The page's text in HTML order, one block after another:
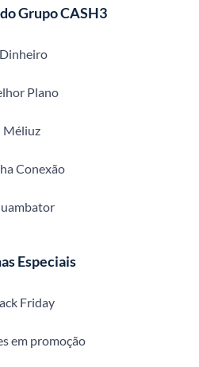
Grupo CASH3
Plano
Méliuz
Conexão
Especiais
Friday
em promoção